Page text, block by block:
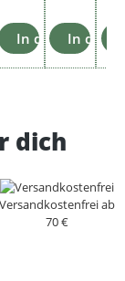
Warenkorb
In den In den
dich
Versandkostenfrei ab
70 €